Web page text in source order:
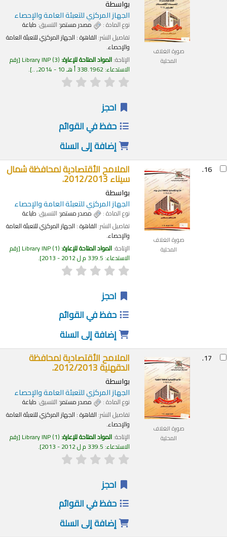
صورة الغلاف
المحلية
بواسطة
الجهاز المركزي للتعبئة العامة والإحصاء
نوع المادة : مصدر مستمر؛ التنسيق:طباعة
تفاصيل النشر:القاهرة : الجهاز المركزي للتعبئة العامة
والإحصاء.
الإتاحة:المواد المتاحة للإعارة: Library INP(3)
رقم
الاستدعاء:338.1962 أ هـ 10 - 2014, .. .
احجز
حفظ في القوائم
إضافة إلى السلة
16.
صورة الغلاف
المحلية
الملامح الأقتصادية لمحافظة شمال
سيناء 2012/2013.
بواسطة
الجهاز المركزي للتعبئة العامة والإحصاء
نوع المادة : مصدر مستمر؛ التنسيق:طباعة
تفاصيل النشر:القاهرة : الجهاز المركزي للتعبئة العامة
والإحصاء.
الإتاحة:المواد المتاحة للإعارة: Library INP(1)
رقم
الاستدعاء:339.5 م ل 2012 - 2013 .
احجز
حفظ في القوائم
إضافة إلى السلة
17.
صورة الغلاف
المحلية
الملامح الأقتصادية لمحافظة
الدقهلية 2012/2013.
بواسطة
الجهاز المركزي للتعبئة العامة والإحصاء
نوع المادة : مصدر مستمر؛ التنسيق:طباعة
تفاصيل النشر:القاهرة : الجهاز المركزي للتعبئة العامة
والإحصاء.
الإتاحة:المواد المتاحة للإعارة: Library INP(1)
رقم
الاستدعاء:339.5 م ل 2012 - 2013 .
احجز
حفظ في القوائم
إضافة إلى السلة